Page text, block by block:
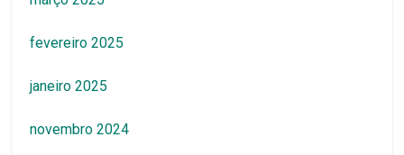
fevereiro 2025
janeiro 2025
novembro 2024